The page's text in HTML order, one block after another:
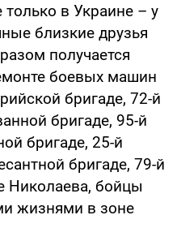
только в Украине – у
близкие друзья
получается
боевых машин
бригаде, 72-й
бригаде, 95-й
бригаде, 25-й
бригаде, 79-й
Николаева, бойцы
жизнями в зоне